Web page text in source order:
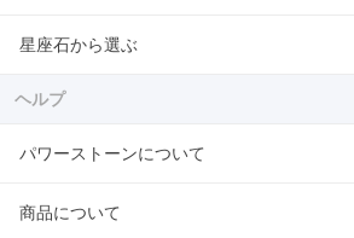
星座石から選ぶ
ヘルプ
パワーストーンについて
商品について